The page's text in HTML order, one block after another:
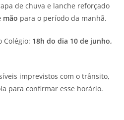
de chuva e lanche reforçado
mão para o período da manhã.
Colégio: 18h do dia 10 de junho,
imprevistos com o trânsito,
para confirmar esse horário.